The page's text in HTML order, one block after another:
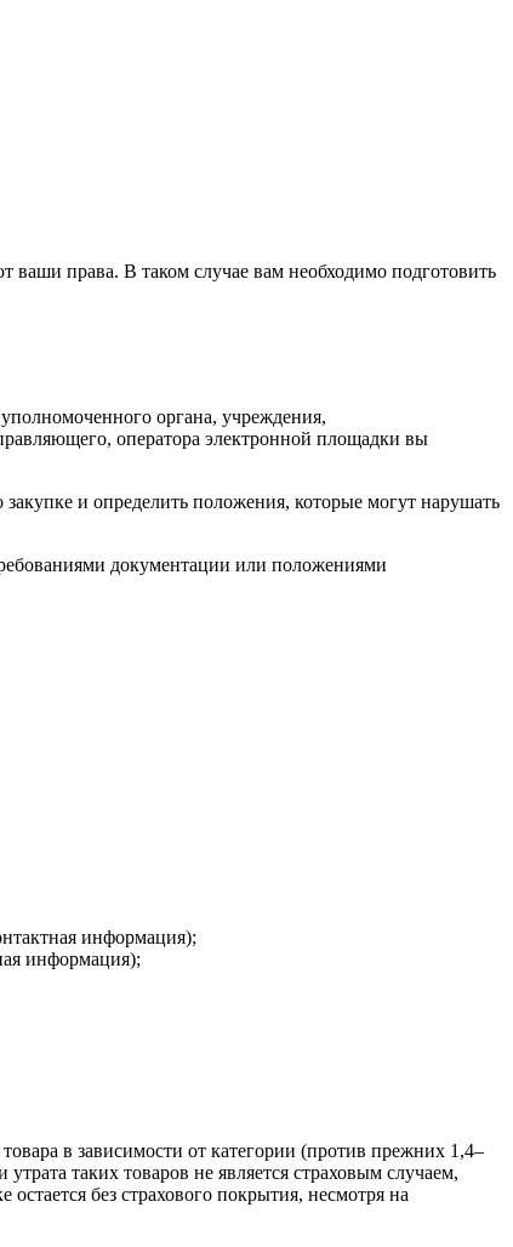
ваши права. В таком случае вам необходимо подготовить
органа, учреждения,
оператора электронной площадки вы
и определить положения, которые могут нарушать
документации или положениями
информация);
информация);
в зависимости от категории (против прежних 1,4–
таких товаров не является страховым случаем,
без страхового покрытия, несмотря на